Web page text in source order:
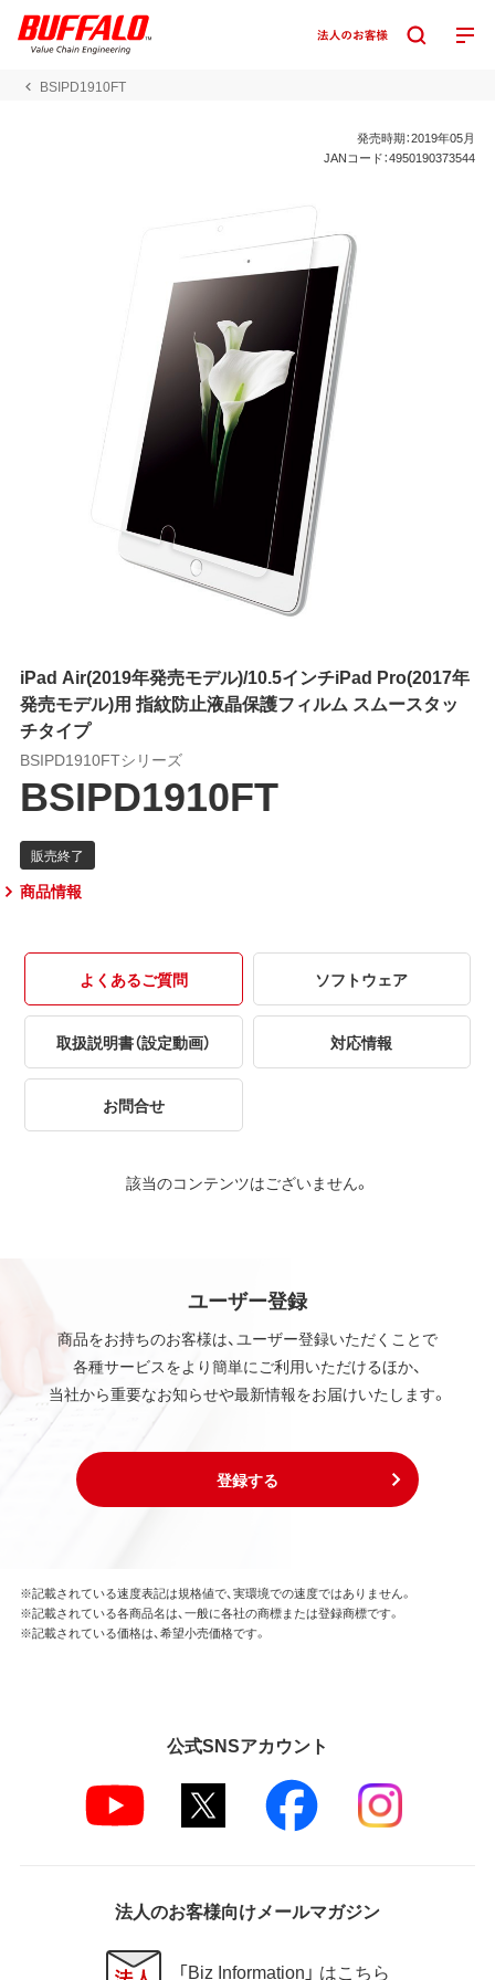
BSIPD1910FT
発売時期：2019年05月
JANコード：4950190373544
iPad Air(2019年発売モデル)/10.5インチiPad Pro(2017年
発売モデル)用 指紋防止液晶保護フィルム スムースタッ
チタイプ
BSIPD1910FTシリーズ
BSIPD1910FT
商品情報
よくあるご質問 ソフトウェア
取扱説明書（設定動画） 対応情報
お問合せ
該当のコンテンツはございません。
ユーザー登録
商品をお持ちのお客様は、ユーザー登録いただくことで
各種サービスをより簡単にご利用いただけるほか、
当社から重要なお知らせや最新情報をお届けいたします。
登録する
※記載されている速度表記は規格値で、実環境での速度ではありません。
※記載されている各商品名は、一般に各社の商標または登録商標です。
※記載されている価格は、希望小売価格です。
公式SNSアカウント
法人のお客様向けメールマガジン
「Biz Information」 はこちら